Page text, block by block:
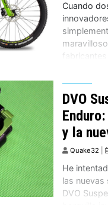
Cuando
fabricantes
esta
DVO
y la
Quake32
He
las nuevas
DVO